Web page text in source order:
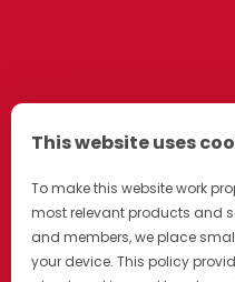
This website uses
To make this website work
most relevant products and
and members, we place
your device. This policy